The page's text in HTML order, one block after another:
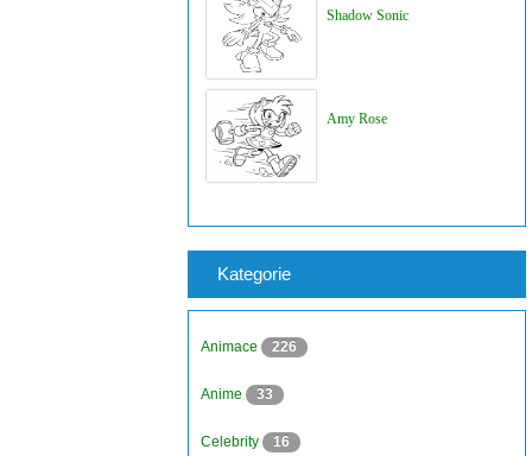
Shadow Sonic
Amy Rose
Kategorie
Animace 226
Anime 33
Celebrity 16